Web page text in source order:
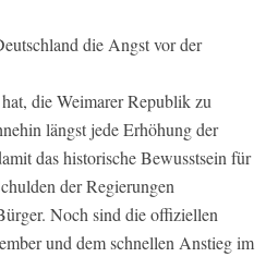
die Angst vor der
die Weimarer Republik zu
längst jede Erhöhung der
das historische Bewusstsein für
der Regierungen
Noch sind die offiziellen
und dem schnellen Anstieg im